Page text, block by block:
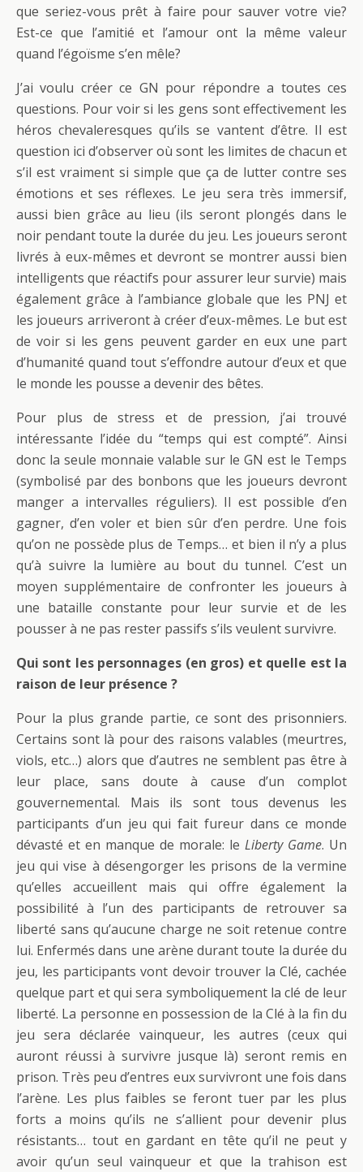
que seriez-vous prêt à faire pour sauver votre vie?
Est-ce que l’amitié et l’amour ont la même valeur
quand l’égoïsme s’en mêle?
J’ai voulu créer ce GN pour répondre a toutes ces
questions. Pour voir si les gens sont effectivement les
héros chevaleresques qu’ils se vantent d’être. Il est
question ici d’observer où sont les limites de chacun et
s’il est vraiment si simple que ça de lutter contre ses
émotions et ses réflexes. Le jeu sera très immersif,
aussi bien grâce au lieu (ils seront plongés dans le
noir pendant toute la durée du jeu. Les joueurs seront
livrés à eux-mêmes et devront se montrer aussi bien
intelligents que réactifs pour assurer leur survie) mais
également grâce à l’ambiance globale que les PNJ et
les joueurs arriveront à créer d’eux-mêmes. Le but est
de voir si les gens peuvent garder en eux une part
d’humanité quand tout s’effondre autour d’eux et que
le monde les pousse a devenir des bêtes.
Pour plus de stress et de pression, j’ai trouvé
intéressante l’idée du “temps qui est compté”. Ainsi
donc la seule monnaie valable sur le GN est le Temps
(symbolisé par des bonbons que les joueurs devront
manger a intervalles réguliers). Il est possible d’en
gagner, d’en voler et bien sûr d’en perdre. Une fois
qu’on ne possède plus de Temps… et bien il n’y a plus
qu’à suivre la lumière au bout du tunnel. C’est un
moyen supplémentaire de confronter les joueurs à
une bataille constante pour leur survie et de les
pousser à ne pas rester passifs s’ils veulent survivre.
Qui sont les personnages (en gros) et quelle est la
raison de leur présence ?
Pour la plus grande partie, ce sont des prisonniers.
Certains sont là pour des raisons valables (meurtres,
viols, etc…) alors que d’autres ne semblent pas être à
leur place, sans doute à cause d’un complot
gouvernemental. Mais ils sont tous devenus les
participants d’un jeu qui fait fureur dans ce monde
dévasté et en manque de morale: le Liberty Game. Un
jeu qui vise à désengorger les prisons de la vermine
qu’elles accueillent mais qui offre également la
possibilité à l’un des participants de retrouver sa
liberté sans qu’aucune charge ne soit retenue contre
lui. Enfermés dans une arène durant toute la durée du
jeu, les participants vont devoir trouver la Clé, cachée
quelque part et qui sera symboliquement la clé de leur
liberté. La personne en possession de la Clé à la fin du
jeu sera déclarée vainqueur, les autres (ceux qui
auront réussi à survivre jusque là) seront remis en
prison. Très peu d’entres eux survivront une fois dans
l’arène. Les plus faibles se feront tuer par les plus
forts a moins qu’ils ne s’allient pour devenir plus
résistants… tout en gardant en tête qu’il ne peut y
avoir qu’un seul vainqueur et que la trahison est